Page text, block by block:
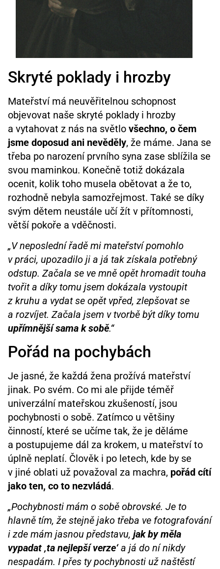
Skryté poklady i hrozby
Mateřství má neuvěřitelnou schopnost
objevovat naše skryté poklady i hrozby
a vytahovat z nás na světlo všechno, o čem
jsme doposud ani nevěděly, že máme. Jana se
třeba po narození prvního syna zase sblížila se
svou maminkou. Konečně totiž dokázala
ocenit, kolik toho musela obětovat a že to,
rozhodně nebyla samozřejmost. Také se díky
svým dětem neustále učí žít v přítomnosti,
větší pokoře a vděčnosti.
„V neposlední řadě mi mateřství pomohlo
v práci, upozadilo ji a já tak získala potřebný
odstup. Začala se ve mně opět hromadit touha
tvořit a díky tomu jsem dokázala vystoupit
z kruhu a vydat se opět vpřed, zlepšovat se
a rozvíjet. Začala jsem v tvorbě být díky tomu
upřímnější sama k sobě.“
Pořád na pochybách
Je jasné, že každá žena prožívá mateřství
jinak. Po svém. Co mi ale přijde téměř
univerzální mateřskou zkušeností, jsou
pochybnosti o sobě. Zatímco u většiny
činností, které se učíme tak, že je děláme
a postupujeme dál za krokem, u mateřství to
úplně neplatí. Člověk i po letech, kde by se
v jiné oblati už považoval za machra, pořád cítí
jako ten, co to nezvládá.
„Pochybnosti mám o sobě obrovské. Je to
hlavně tím, že stejně jako třeba ve fotografování
i zde mám jasnou představu, jak by měla
vypadat ‚ta nejlepší verze‘a já do ní nikdy
nespadám. I přes ty pochybnosti už naštěstí